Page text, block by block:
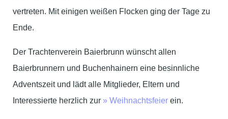
vertreten. Mit einigen weißen Flocken ging der Tage zu
Ende.
Der Trachtenverein Baierbrunn wünscht allen
Baierbrunnern und Buchenhainern eine besinnliche
Adventszeit und lädt alle Mitglieder, Eltern und
Interessierte herzlich zur » Weihnachtsfeier ein.